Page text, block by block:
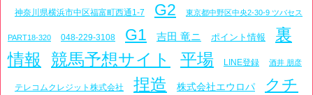
神奈川県横浜市中区福富町西通1-7 G2 東京都中野区中央2-30-9 ツバセス
PART18-320 048-229-3108 G1 吉田 竜ニ ポイント情報
裏
情報 競馬予想サイト 平場 LINE登録 酒井 朋彦
テレコムクレジット株式会社 捏造 株式会社エウロパ
クチ